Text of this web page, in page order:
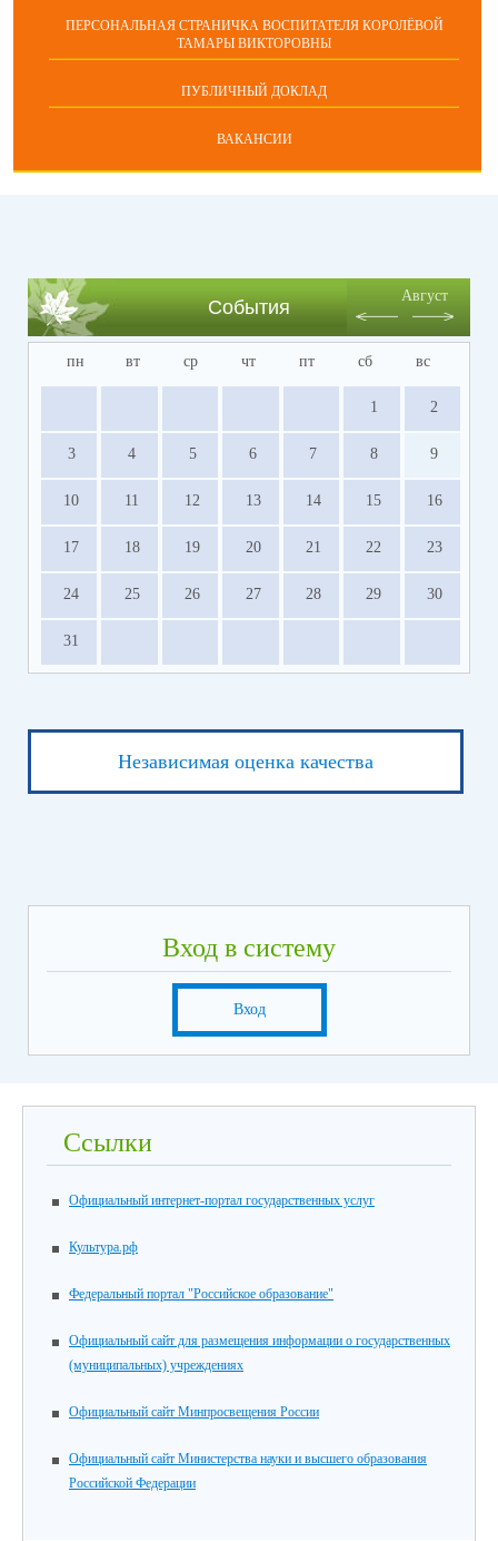
ПЕРСОНАЛЬНАЯ СТРАНИЧКА ВОСПИТАТЕЛЯ КОРОЛЁВОЙ
ТАМАРЫ ВИКТОРОВНЫ
ПУБЛИЧНЫЙ ДОКЛАД
ВАКАНСИИ
События
Август
пн вт ср чт пт сб вс
1 2
3 4 5 6 7 8 9
10 11 12 13 14 15 16
17 18 19 20 21 22 23
24 25 26 27 28 29 30
31
Независимая оценка качества
Вход в систему
Вход
Ссылки
Официальный интернет-портал государственных услуг
Культура.рф
Федеральный портал "Российское образование"
Официальный сайт для размещения информации о государственных
(муниципальных) учреждениях
Официальный сайт Минпросвещения России
Официальный сайт Министерства науки и высшего образования
Российской Федерации